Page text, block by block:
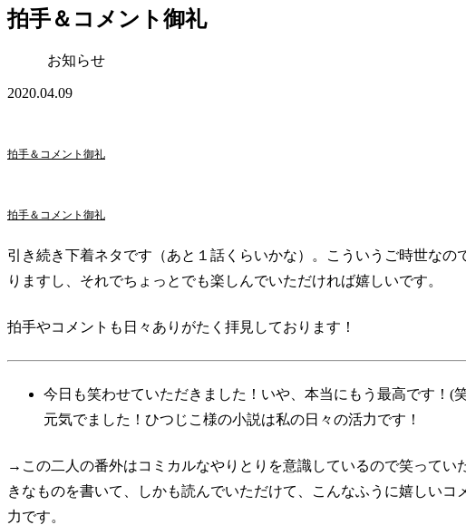
拍手＆コメント御礼
お知らせ
2020.04.09
拍手＆コメント御礼
拍手＆コメント御礼
引き続き下着ネタです（あと１話くらいかな）。こういうご時世なの
りますし、それでちょっとでも楽しんでいただければ嬉しいです。
拍手やコメントも日々ありがたく拝見しております！
今日も笑わせていただきました！いや、本当にもう最高です！(
元気でました！ひつじこ様の小説は私の日々の活力です！
→この二人の番外はコミカルなやりとりを意識しているので笑ってい
きなものを書いて、しかも読んでいただけて、こんなふうに嬉しいコ
力です。